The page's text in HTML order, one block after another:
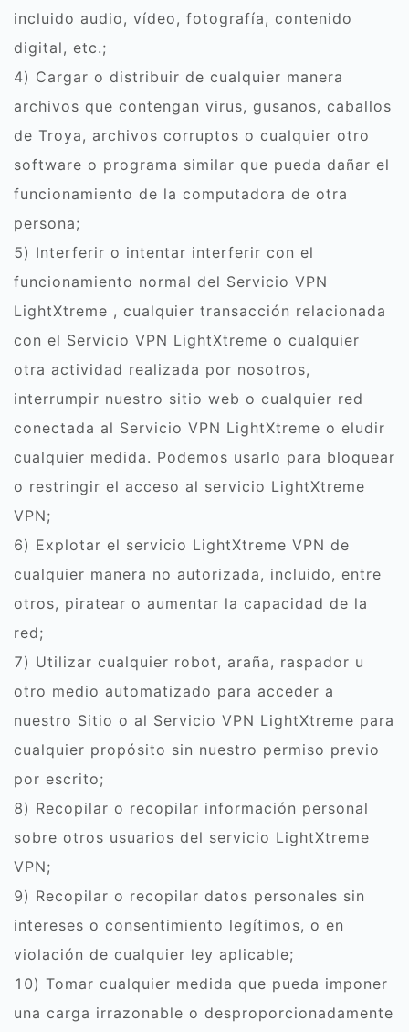
incluido audio, vídeo, fotografía, contenido
digital, etc.;
4) Cargar o distribuir de cualquier manera
archivos que contengan virus, gusanos, caballos
de Troya, archivos corruptos o cualquier otro
software o programa similar que pueda dañar el
funcionamiento de la computadora de otra
persona;
5) Interferir o intentar interferir con el
funcionamiento normal del Servicio VPN
LightXtreme , cualquier transacción relacionada
con el Servicio VPN LightXtreme o cualquier
otra actividad realizada por nosotros,
interrumpir nuestro sitio web o cualquier red
conectada al Servicio VPN LightXtreme o eludir
cualquier medida. Podemos usarlo para bloquear
o restringir el acceso al servicio LightXtreme
VPN;
6) Explotar el servicio LightXtreme VPN de
cualquier manera no autorizada, incluido, entre
otros, piratear o aumentar la capacidad de la
red;
7) Utilizar cualquier robot, araña, raspador u
otro medio automatizado para acceder a
nuestro Sitio o al Servicio VPN LightXtreme para
cualquier propósito sin nuestro permiso previo
por escrito;
8) Recopilar o recopilar información personal
sobre otros usuarios del servicio LightXtreme
VPN;
9) Recopilar o recopilar datos personales sin
intereses o consentimiento legítimos, o en
violación de cualquier ley aplicable;
10) Tomar cualquier medida que pueda imponer
una carga irrazonable o desproporcionadamente